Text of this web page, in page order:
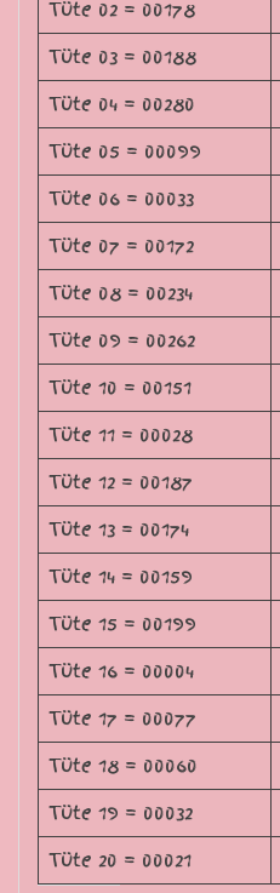
Tüte 02 = 00178
Tüte 03 = 00188
Tüte 04 = 00280
Tüte 05 = 00099
Tüte 06 = 00033
Tüte 07 = 00172
Tüte 08 = 00234
Tüte 09 = 00262
Tüte 10 = 00151
Tüte 11 = 00028
Tüte 12 = 00187
Tüte 13 = 00174
Tüte 14 = 00159
Tüte 15 = 00199
Tüte 16 = 00004
Tüte 17 = 00077
Tüte 18 = 00060
Tüte 19 = 00032
Tüte 20 = 00021